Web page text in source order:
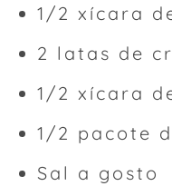
1/2 xícara
2 latas de
1/2 xícara
1/2 pacote
Sal a gosto